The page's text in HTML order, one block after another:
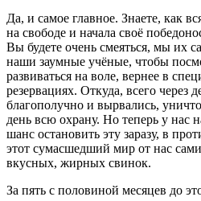
Да, и самое главное. Знаете, как
на свободе и начала своё
Вы будете очень смеяться, мы их
наши заумные учёные, чтобы
развиваться на воле, вернее в
резервациях. Откуда, всего через
благополучно и вырвались,
день всю охрану. Но теперь у нас
шанс остановить эту заразу, в
этот сумасшедший мир от нас
вкусных, жирных свинок.
За пять с половиной месяцев до